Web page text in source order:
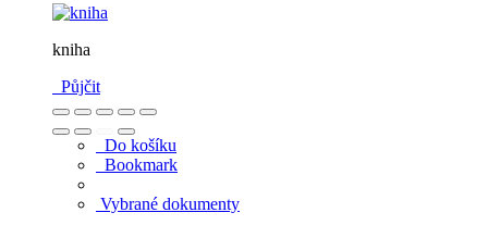
kniha
Půjčit
Do košíku
Bookmark
Vybrané dokumenty